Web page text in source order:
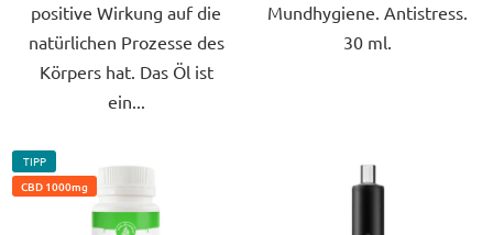
positive Wirkung auf die
natürlichen Prozesse des
Körpers hat. Das Öl ist
ein...
Mundhygiene. Antistress.
30 ml.
TIPP
CBD 1000mg